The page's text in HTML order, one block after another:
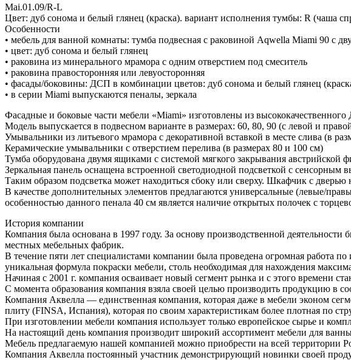
Mai.01.09/R-L
Цвет: дуб сонома и белый глянец (краска). вариант исполнения тумбы: R (чаша
Особенности
• мебель для ванной комнаты: тумба подвесная с раковиной Aqwella Miami 90
• цвет: дуб сонома и белый глянец
• раковина из минерального мрамора с одним отверстием под смеситель
• раковина правосторонняя или левуосторонняя
• фасады/боковины: ДСП в комбинации цветов: дуб сонома и белый глянец
• в серии Miami выпускаются пеналы, зеркала
Фасадные и боковые части мебели «Miami» изготовлены из
Модель выпускается в подвесном варианте в размерах: 60, 80, 90 (с левой и
Умывальники из литьевого мрамора с декоративной вставкой в месте слива (в
Керамические умывальники с отверстием перелива (в размерах 80 и 100 см)
Тумба оборудована двумя ящиками с системой мягкого закрывания австрийской
Зеркальная панель оснащена встроенной светодиодной подсветкой с
Таким образом подсветка может находиться сбоку или сверху. Шкафчик с
В качестве дополнительных элементов предлагаются универсальные (левые/
особенностью данного пенала 40 см является наличие открытых полочек с
История компании
Компания была основана в 1997 году. За основу производственной
местных мебельных фабрик.
В течение пяти лет специалистами компании была проведена огромная работа
уникальная формула покраски мебели, столь необходимая для нахождения
Начиная с 2001 г. компания осваивает новый сегмент рынка и с этого времени
С момента образования компания взяла своей целью производить продукцию в
Компания Аквелла — единственная компания, которая даже в мебели эконом
плиту (FINSA, Испания), которая по своим характеристикам более плотная по
При изготовлении мебели компания использует только европейское сырье и
На настоящий день компания производит широкий ассортимент мебели для
Мебель предлагаемую нашей компанией можно приобрести на всей территории
Компания Аквелла постоянный участник демонстрирующий новинки своей